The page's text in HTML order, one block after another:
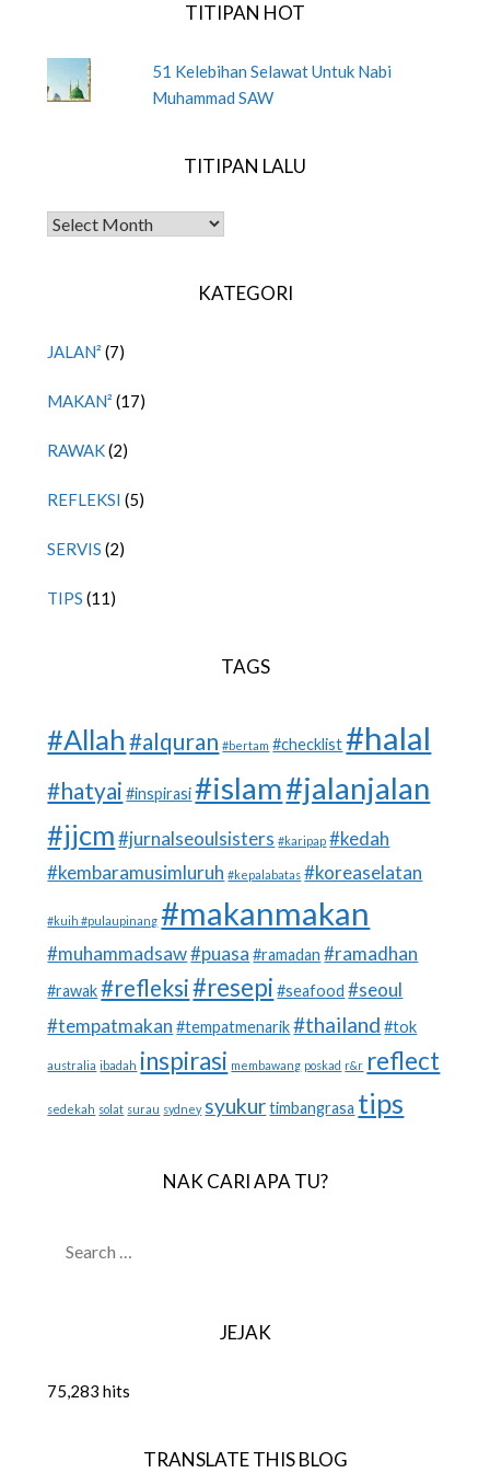
TITIPAN HOT
51 Kelebihan Selawat Untuk Nabi
Muhammad SAW
TITIPAN LALU
TITIPAN LALU
KATEGORI
JALAN² (7)
MAKAN² (17)
RAWAK(2)
REFLEKSI (5)
SERVIS (2)
TIPS (11)
TAGS
#Allah #alquran #bertam #checklist #halal
#hatyai #inspirasi #islam#jalanjalan
#jjcm #jurnalseoulsisters #karipap #kedah
#kembaramusimluruh #kepalabatas #koreaselatan
#kuih #pulaupinang #makanmakan
#muhammadsaw#puasa #ramadan #ramadhan
#rawak #refleksi#resepi #seafood #seoul
#tempatmakan #tempatmenarik #thailand #tok
australia ibadah inspirasi membawang poskad r&r reflect
sedekah solat surau sydney syukur timbangrasa tips
NAK CARI APA TU?
FOR:
JEJAK
75,283 hits
TRANSLATE THIS BLOG